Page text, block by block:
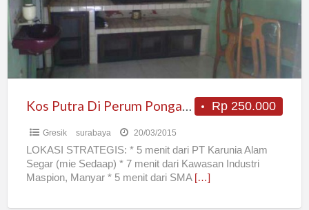
Pongangan
Indah
Suci
Rp 250.000
Kos Putra Di Perum Pongangan Indah Suci Gresik
Gresik surabaya 20/03/2015
LOKASI STRATEGIS: * 5 menit dari PT Karunia Alam
Segar (mie Sedaap) * 7 menit dari Kawasan Industri
Maspion, Manyar * 5 menit dari SMA […]